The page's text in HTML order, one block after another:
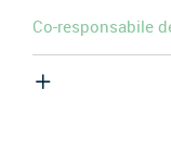
Co-responsabile